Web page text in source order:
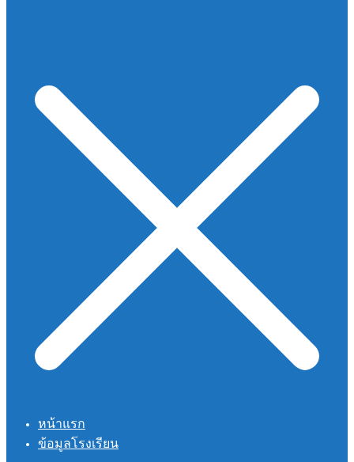
หน้าแรก
ข้อมูลโรงเรียน